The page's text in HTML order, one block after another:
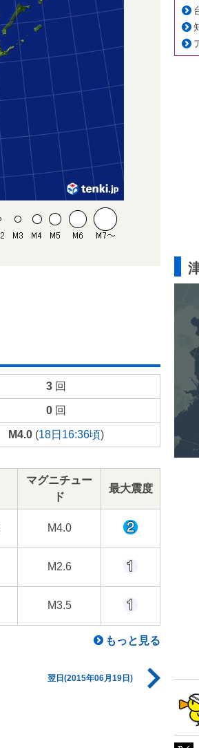
3回
0回
M4.0(18日16:36頃)
マグニチュー
ド
最大震度
M4.0
M2.6
M3.5
もっと見る
翌日(2015年06月19日)